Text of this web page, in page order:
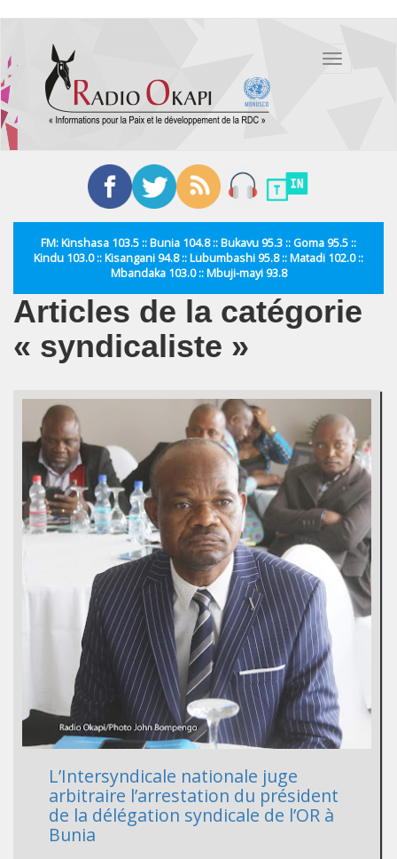
contenu
principal
Toggle
FM: Kinshasa 103.5 :: Bunia 104.8 :: Bukavu 95.3 :: Goma 95.5 ::
Kindu 103.0 :: Kisangani 94.8 :: Lubumbashi 95.8 :: Matadi 102.0 ::
Mbandaka 103.0 :: Mbuji-mayi 93.8
Articles de la catégorie
« syndicaliste »
L’Intersyndicale nationale juge
arbitraire l’arrestation du président
de la délégation syndicale de l’OR à
Bunia